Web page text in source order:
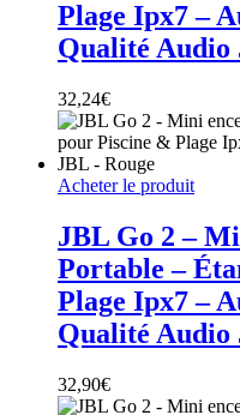
Plage Ipx7 –
Qualité Audio
32,24€
Acheter le produit
JBL Go 2 –
Portable –
Plage Ipx7 –
Qualité Audio
32,90€